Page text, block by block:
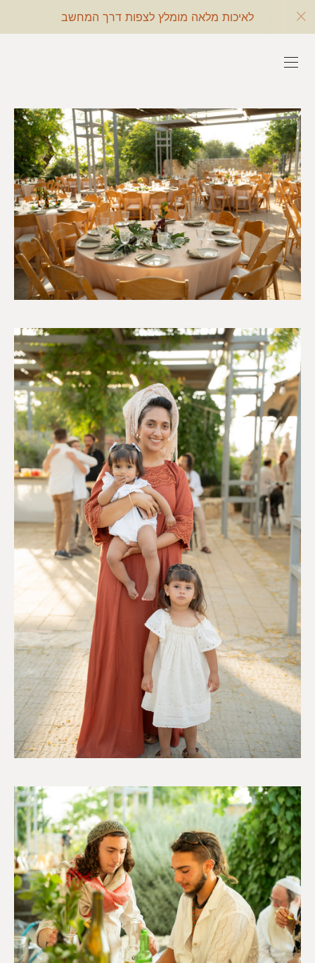
לאיכות מלאה מומלץ לצפות דרך המחשב